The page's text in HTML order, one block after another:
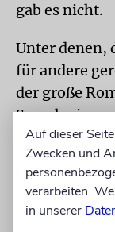
gab es nicht.
Unter denen,
für andere
der große
die
in seinen
Ich will
Auf dieser
Zwecken und
verarbeiten.
in unserer